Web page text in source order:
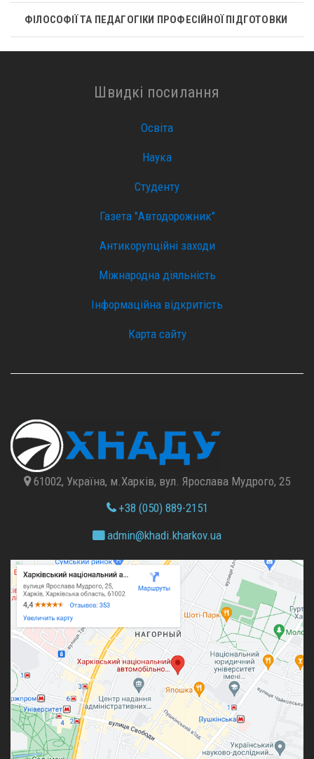
ФІЛОСОФІЇ ТА ПЕДАГОГІКИ ПРОФЕСІЙНОЇ ПІДГОТОВКИ
Швидкі посилання
Освіта
Наука
Студенту
Газета "Автодорожник"
Антикорупційні заходи
Міжнародна діяльність
Інформаційна відкритість
Карта сайту
61002, Україна, м.Харків, вул. Ярослава Мудрого, 25
+38 (050) 889-2151
admin@khadi.kharkov.ua